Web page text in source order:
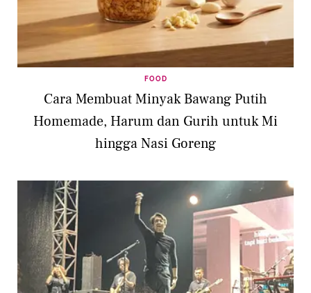
FOOD
Cara Membuat Minyak Bawang Putih
Homemade, Harum dan Gurih untuk Mi
hingga Nasi Goreng